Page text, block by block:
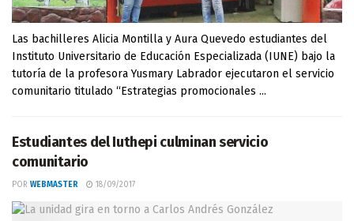
Las bachilleres Alicia Montilla y Aura Quevedo estudiantes del
Instituto Universitario de Educación Especializada (IUNE) bajo la
tutoría de la profesora Yusmary Labrador ejecutaron el servicio
comunitario titulado “Estrategias promocionales ...
Estudiantes del Iuthepi culminan servicio
comunitario
POR WEBMASTER 18/09/2017